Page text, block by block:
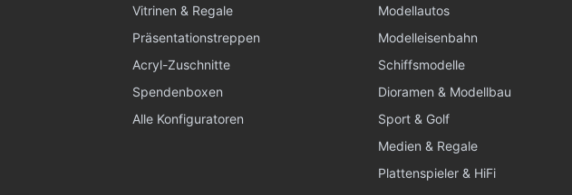
Vitrinen & Regale
Präsentationstreppen
Acryl-Zuschnitte
Spendenboxen
Alle Konfiguratoren
Modellautos
Modelleisenbahn
Schiffsmodelle
Dioramen & Modellbau
Sport & Golf
Medien & Regale
Plattenspieler & HiFi